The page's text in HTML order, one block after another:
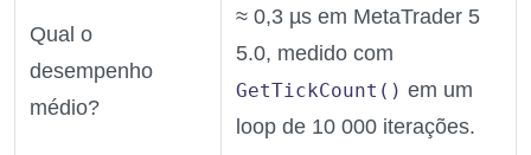
Qual o
desempenho
médio?
≈ 0,3 µs em MetaTrader 5
5.0, medido com
GetTickCount() em um
loop de 10 000 iterações.